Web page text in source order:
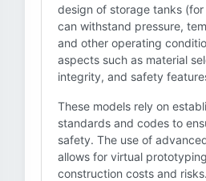
design of storage tanks
can withstand pressure,
and other operating
aspects such as material
integrity, and safety
These models rely on
standards and codes to
safety. The use of
allows for virtual
construction costs and risks.